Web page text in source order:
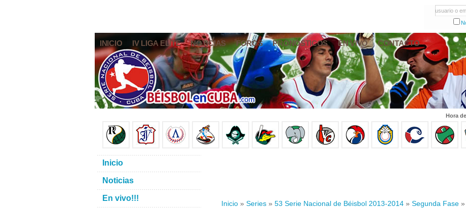
usuario o
INICIO IV LIGA ELITE NOTICIAS FOROS PRONÓSTICOS EN VIVO CONTACTO
Hora
Inicio » Series » 53 Serie Nacional de Béisbol 2013-2014 » Segunda Fase
Inicio
Noticias
En vivo!!!